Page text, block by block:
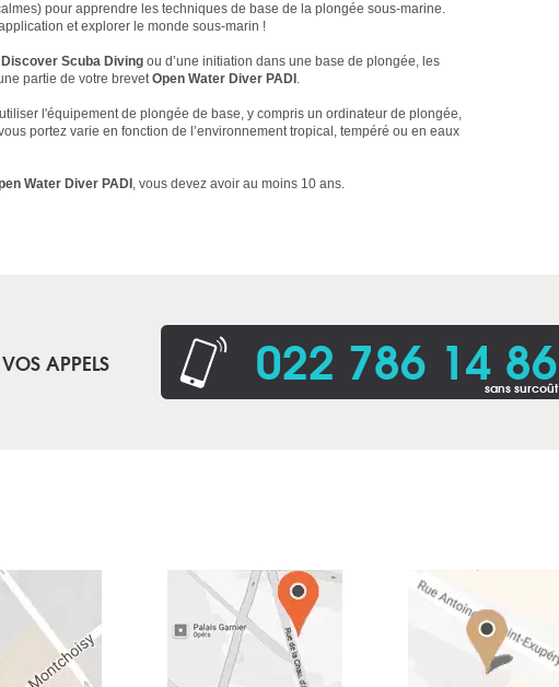
pour apprendre les techniques de base de la plongée sous-marine.
et explorer le monde sous-marin !
Discover Scuba Diving ou d’une initiation dans une base de plongée, les
partie de votre brevetOpen Water Diver PADI .
l'équipement de plongée de base, y compris un ordinateur de plongée,
portez varie en fonction de l’environnement tropical, tempéré ou en eaux
Water Diver PADI , vous devez avoir au moins 10 ans.
APPELS 022 786 14 86
sans surcoût